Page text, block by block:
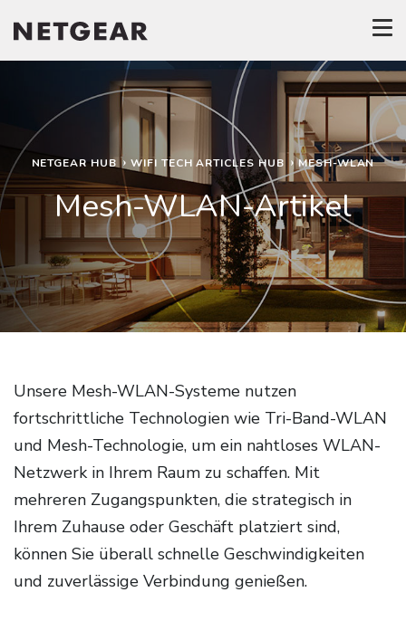
NETGEAR HUB WIFI TECH ARTICLES HUB MESH-WLAN
Mesh-WLAN-Artikel
Unsere Mesh-WLAN-Systeme nutzen
fortschrittliche Technologien wie Tri-Band-WLAN
und Mesh-Technologie, um ein nahtloses WLAN-
Netzwerk in Ihrem Raum zu schaffen. Mit
mehreren Zugangspunkten, die strategisch in
Ihrem Zuhause oder Geschäft platziert sind,
können Sie überall schnelle Geschwindigkeiten
und zuverlässige Verbindung genießen.